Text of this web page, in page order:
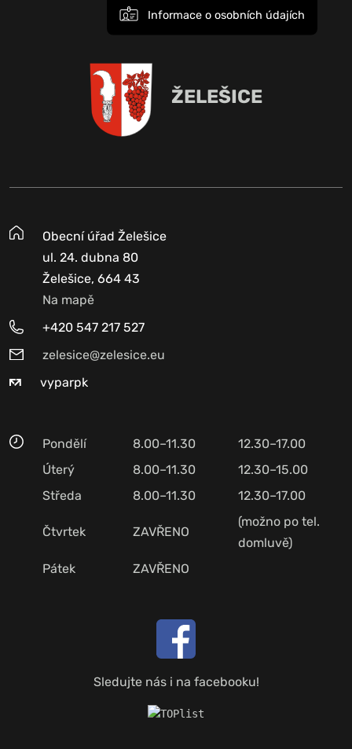
Informace o osobních údajích
ŽELEŠICE
Obecní úřad Želešice
ul. 24. dubna 80
Želešice, 664 43
Na mapě
+420 547 217 527
zelesice@zelesice.eu
vyparpk
Pondělí 8.00–11.30
12.30–17.00
Úterý
8.00–11.30
12.30–15.00
Středa
8.00–11.30 12.30–17.00
Čtvrtek ZAVŘENO
(možno po tel.
domluvě)
Pátek
ZAVŘENO
Sledujte nás i na facebooku!